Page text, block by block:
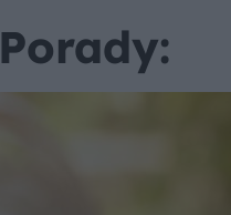
Porady: